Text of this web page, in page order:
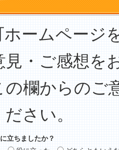
ホームページ
見・ご感想を
の欄からのご
さい。
立ちましたか？